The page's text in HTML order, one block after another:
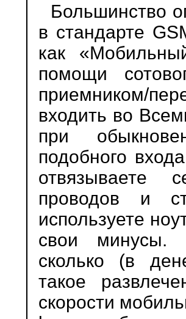
Большинство
в стандарте
как
помощи
приемником/
входить во
при
подобного
отвязываете
проводов и
используете
свои минусы.
сколько (в
такое
скорости